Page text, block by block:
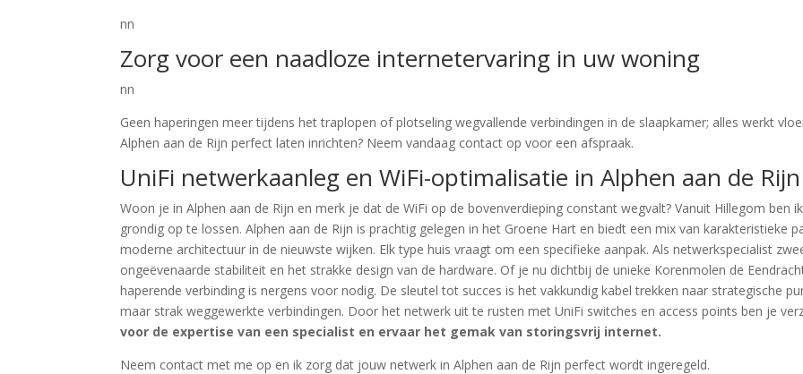
nn
Zorg voor een naadloze internetervaring in uw woning
nn
Geen haperingen meer tijdens het traplopen of plotseling wegvallende verbindingen in de slaapkamer; alles werkt
Alphen aan de Rijn perfect laten inrichten? Neem vandaag contact op voor een afspraak.
UniFi netwerkaanleg en WiFi-optimalisatie in Alphen aan de Rijn
Woon je in Alphen aan de Rijn en merk je dat de WiFi op de bovenverdieping constant wegvalt? Vanuit Hillegom
grondig op te lossen. Alphen aan de Rijn is prachtig gelegen in het Groene Hart en biedt een mix van karakteristieke
moderne architectuur in de nieuwste wijken. Elk type huis vraagt om een specifieke aanpak. Als netwerkspecialist
ongeëvenaarde stabiliteit en het strakke design van de hardware. Of je nu dichtbij de unieke Korenmolen de
haperende verbinding is nergens voor nodig. De sleutel tot succes is het vakkundig kabel trekken naar strategische
maar strak weggewerkte verbindingen. Door het netwerk uit te rusten met UniFi switches en access points ben je
voor de expertise van een specialist en ervaar het gemak van storingsvrij internet.
Neem contact met me op en ik zorg dat jouw netwerk in Alphen aan de Rijn perfect wordt ingeregeld.